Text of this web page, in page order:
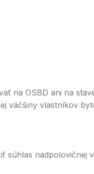
na OSBD ani na
väčšiny vlastníkov
súhlas nadpolovičnej